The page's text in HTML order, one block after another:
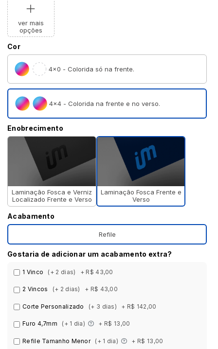
ver mais
opções
Cor
4×0 - Colorida só na frente.
4×4 - Colorida na frente e no verso.
Enobrecimento
Laminação Fosca e Verniz
Localizado Frente e Verso
Laminação Fosca Frente e
Verso
Acabamento
Refile
Gostaria de adicionar um acabamento extra?
1 Vinco (+ 2 dias) + R$ 43,00
2 Vincos (+ 2 dias) + R$ 43,00
Corte Personalizado (+ 3 dias) + R$ 142,00
Furo 4,7mm (+ 1 dia) + R$ 13,00
Refile Tamanho Menor (+ 1 dia) + R$ 13,00